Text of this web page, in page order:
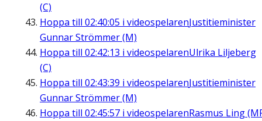
(C)
Hoppa till 02:40:05 i videospelarenJustitieminister
Gunnar Strömmer (M)
Hoppa till 02:42:13 i videospelarenUlrika Liljeberg
(C)
Hoppa till 02:43:39 i videospelarenJustitieminister
Gunnar Strömmer (M)
Hoppa till 02:45:57 i videospelarenRasmus Ling